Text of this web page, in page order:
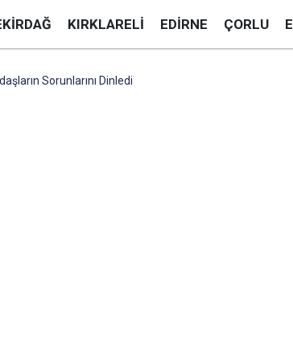
KIRKLARELI EDIRNE ÇORLU
Sorunlarını Dinledi